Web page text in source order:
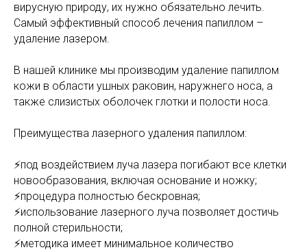
вирусную природу, их нужно обязательно лечить.
Самый эффективный способ лечения папиллом –
удаление лазером.
В нашей клинике мы производим удаление папиллом
кожи в области ушных раковин, наружнего носа, а
также слизистых оболочек глотки и полости носа.
Преимущества лазерного удаления папиллом:
⚡️под воздействием луча лазера погибают все клетки
новообразования, включая основание и ножку;
⚡️процедура полностью бескровная;
⚡️использование лазерного луча позволяет достичь
полной стерильности;
⚡️методика имеет минимальное количество